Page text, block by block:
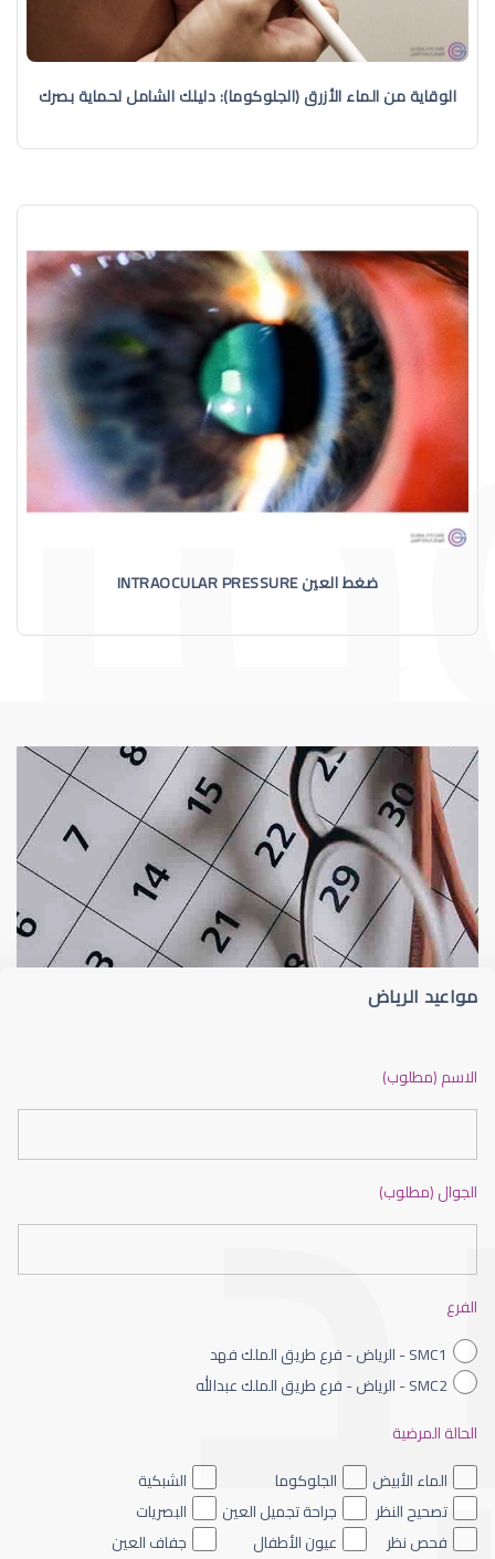
الوقاية من الماء الأزرق (الجلوكوما): دليلك الشامل لحماية بصرك
ضغط العين INTRAOCULAR PRESSURE
أسباب الماء الماء الأزرق
الماء الأزرق داخل العين
مواعيد الرياض
الاسم (مطلوب)
الجوال (مطلوب)
الفرع
SMC1 - الرياض - فرع طريق الملك فهد
SMC2 - الرياض - فرع طريق الملك عبدالله
الحالة المرضية
الماء الأبيض
الجلوكوما
الشبكية
تصحيح النظر
جراحة تجميل العين
البصريات
فحص نظر
عيون الأطفال جفاف العين